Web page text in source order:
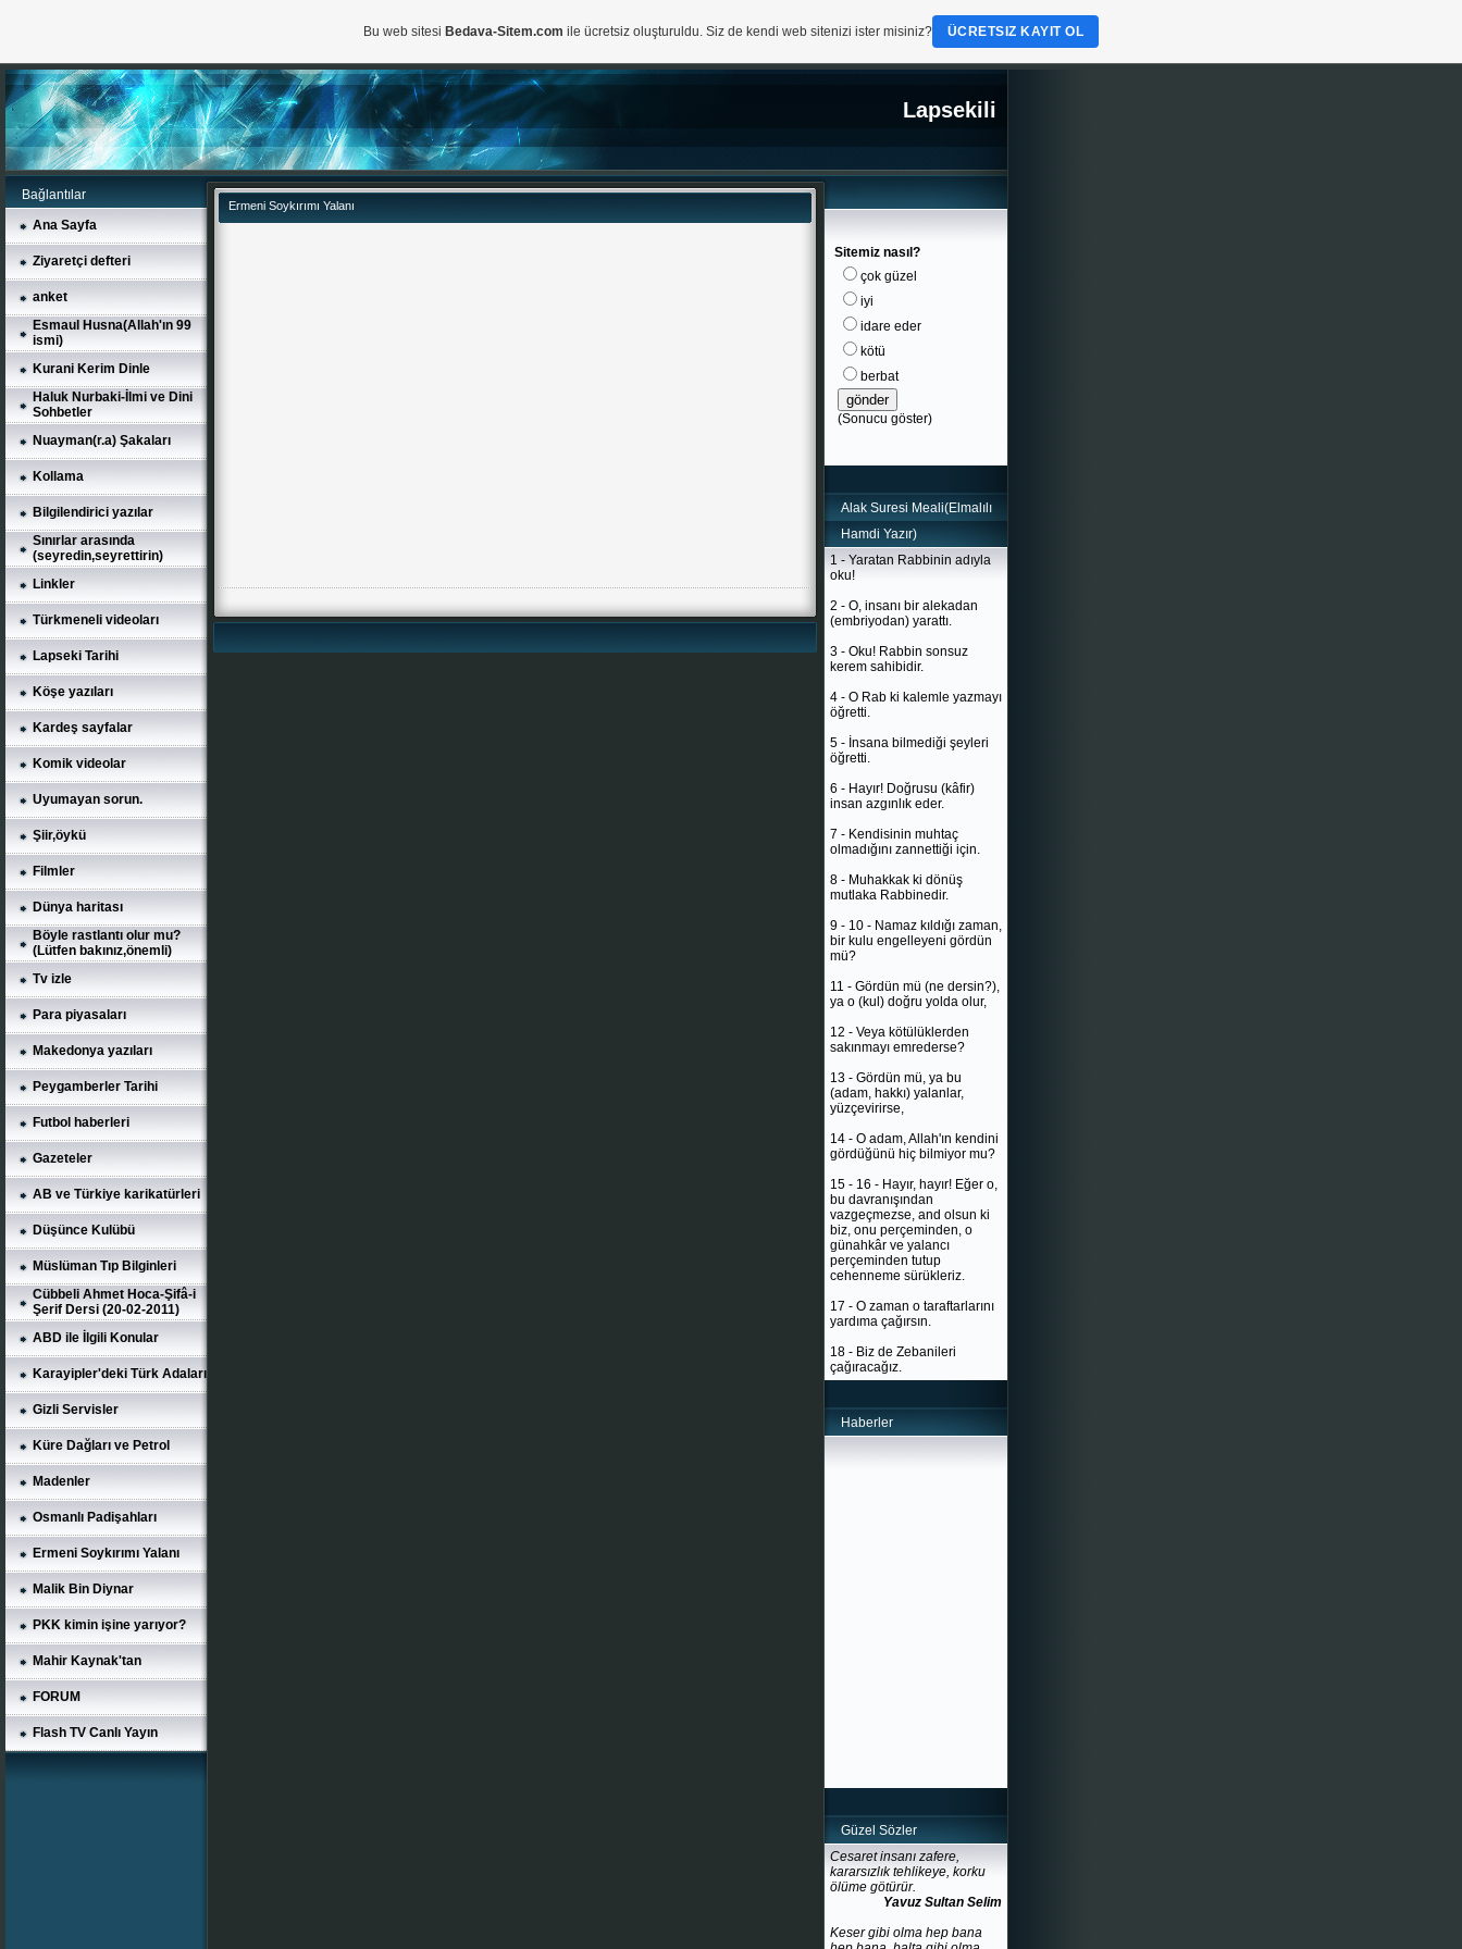
Lapsekili
Bağlantılar
Ana Sayfa
Ziyaretçi defteri
anket
Esmaul Husna(Allah'ın 99
ismi)
Kurani Kerim Dinle
Haluk Nurbaki-İlmi ve Dini
Sohbetler
Nuayman(r.a) Şakaları
Kollama
Bilgilendirici yazılar
Sınırlar arasında
(seyredin,seyrettirin)
Linkler
Türkmeneli videoları
Lapseki Tarihi
Köşe yazıları
Kardeş sayfalar
Komik videolar
Uyumayan sorun.
Şiir,öykü
Filmler
Dünya haritası
Böyle rastlantı olur mu?
(Lütfen bakınız,önemli)
Tv izle
Para piyasaları
Makedonya yazıları
Peygamberler Tarihi
Futbol haberleri
Gazeteler
AB ve Türkiye karikatürleri
Düşünce Kulübü
Müslüman Tıp Bilginleri
Cübbeli Ahmet Hoca-Şifâ-i
Şerif Dersi (20-02-2011)
ABD ile İlgili Konular
Karayipler'deki Türk Adaları
Gizli Servisler
Küre Dağları ve Petrol
Madenler
Osmanlı Padişahları
Ermeni Soykırımı Yalanı
Malik Bin Diynar
PKK kimin işine yarıyor?
Mahir Kaynak'tan
FORUM
Flash TV Canlı Yayın
Ermeni Soykırımı Yalanı
Sitemiz nasıl?
çok güzel
iyi
idare eder
kötü
berbat
(Sonucu göster)
Alak Suresi Meali(Elmalılı
Hamdi Yazır)
1 - Yaratan Rabbinin adıyla
oku!
2 - O, insanı bir alekadan
(embriyodan) yarattı.
3 - Oku! Rabbin sonsuz
kerem sahibidir.
4 - O Rab ki kalemle yazmayı
öğretti.
5 - İnsana bilmediği şeyleri
öğretti.
6 - Hayır! Doğrusu (kâfir)
insan azgınlık eder.
7 - Kendisinin muhtaç
olmadığını zannettiği için.
8 - Muhakkak ki dönüş
mutlaka Rabbinedir.
9 - 10 - Namaz kıldığı zaman,
bir kulu engelleyeni gördün
mü?
11 - Gördün mü (ne dersin?),
ya o (kul) doğru yolda olur,
12 - Veya kötülüklerden
sakınmayı emrederse?
13 - Gördün mü, ya bu
(adam, hakkı) yalanlar,
yüzçevirirse,
14 - O adam, Allah'ın kendini
gördüğünü hiç bilmiyor mu?
15 - 16 - Hayır, hayır! Eğer o,
bu davranışından
vazgeçmezse, and olsun ki
biz, onu perçeminden, o
günahkâr ve yalancı
perçeminden tutup
cehenneme sürükleriz.
17 - O zaman o taraftarlarını
yardıma çağırsın.
18 - Biz de Zebanileri
çağıracağız.
Haberler
Güzel Sözler
Cesaret insanı zafere,
kararsızlık tehlikeye, korku
ölüme götürür.
Yavuz Sultan Selim
Keser gibi olma hep bana
Bu web sitesi Bedava-Sitem.com ile ücretsiz oluşturuldu. Siz de kendi web sitenizi ister misiniz? ÜCRETSIZ KAYIT OL